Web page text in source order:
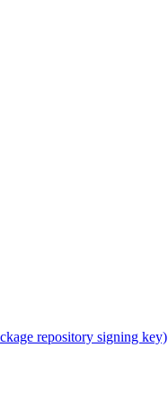
repository signing key)